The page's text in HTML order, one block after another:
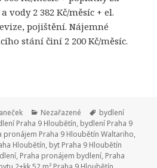
vody 2 382 Kč/měsíc + el.
pojištění. Nájemné
stání činí 2 200 Kč/měsíc.
Rubriky:
Nezařazené Štítky:
bydlení
Praha 9 Hloubětín, bydlení Praha 9
pronájem Praha 9 Hloubětín Waltariho,
Hloubětín, byt Praha 9 Hloubětín
, Praha pronájem bydlení, Praha